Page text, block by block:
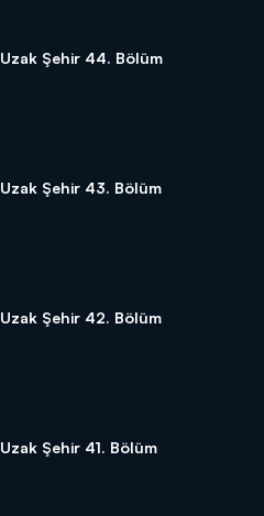
Uzak Şehir 44. Bölüm
Uzak Şehir 43. Bölüm
Uzak Şehir 42. Bölüm
Uzak Şehir 41. Bölüm